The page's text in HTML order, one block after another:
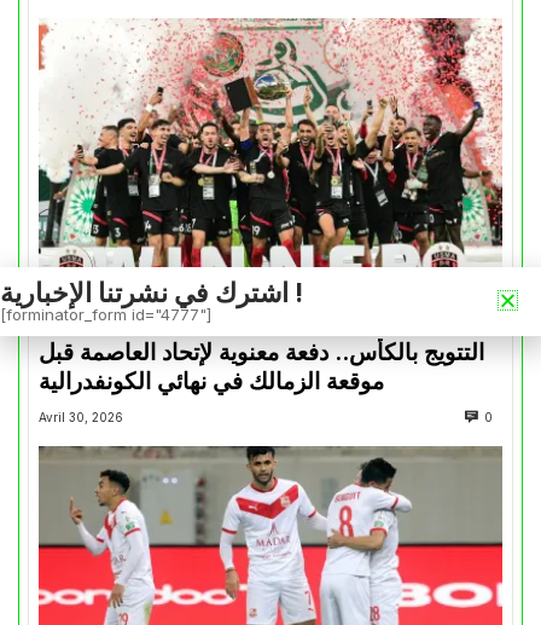
كأس الكونفدرالية
التتويج بالكأس.. دفعة معنوية لإتحاد العاصمة قبل
موقعة الزمالك في نهائي الكونفدرالية
Avril 30, 2026 0
اشترك في نشرتنا الإخبارية !
[forminator_form id="4777"]